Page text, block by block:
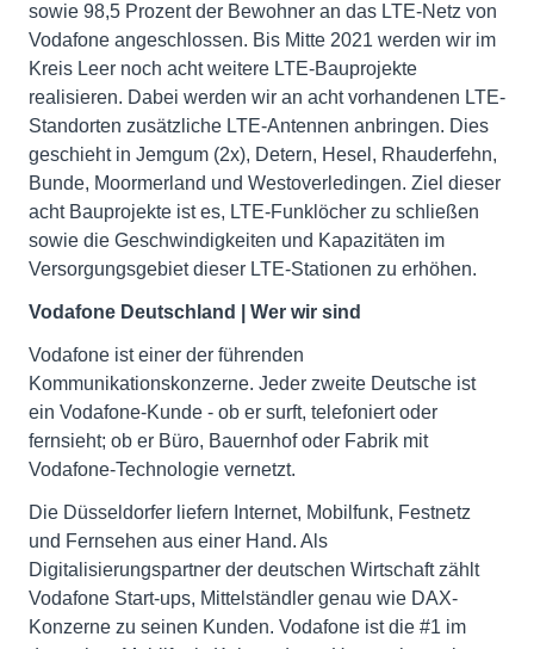
sowie 98,5 Prozent der Bewohner an das LTE-Netz von
Vodafone angeschlossen. Bis Mitte 2021 werden wir im
Kreis Leer noch acht weitere LTE-Bauprojekte
realisieren. Dabei werden wir an acht vorhandenen LTE-
Standorten zusätzliche LTE-Antennen anbringen. Dies
geschieht in Jemgum (2x), Detern, Hesel, Rhauderfehn,
Bunde, Moormerland und Westoverledingen. Ziel dieser
acht Bauprojekte ist es, LTE-Funklöcher zu schließen
sowie die Geschwindigkeiten und Kapazitäten im
Versorgungsgebiet dieser LTE-Stationen zu erhöhen.
Vodafone Deutschland | Wer wir sind
Vodafone ist einer der führenden
Kommunikationskonzerne. Jeder zweite Deutsche ist
ein Vodafone-Kunde - ob er surft, telefoniert oder
fernsieht; ob er Büro, Bauernhof oder Fabrik mit
Vodafone-Technologie vernetzt.
Die Düsseldorfer liefern Internet, Mobilfunk, Festnetz
und Fernsehen aus einer Hand. Als
Digitalisierungspartner der deutschen Wirtschaft zählt
Vodafone Start-ups, Mittelständler genau wie DAX-
Konzerne zu seinen Kunden. Vodafone ist die #1 im